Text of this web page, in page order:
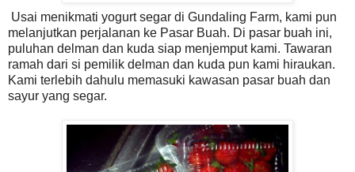
Usai menikmati yogurt segar di Gundaling Farm, kami pun
melanjutkan perjalanan ke Pasar Buah. Di pasar buah ini,
puluhan delman dan kuda siap menjemput kami. Tawaran
ramah dari si pemilik delman dan kuda pun kami hiraukan.
Kami terlebih dahulu memasuki kawasan pasar buah dan
sayur yang segar.